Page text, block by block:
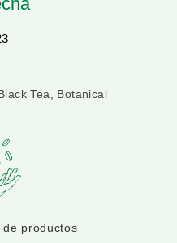
Tea, Botanical
productos